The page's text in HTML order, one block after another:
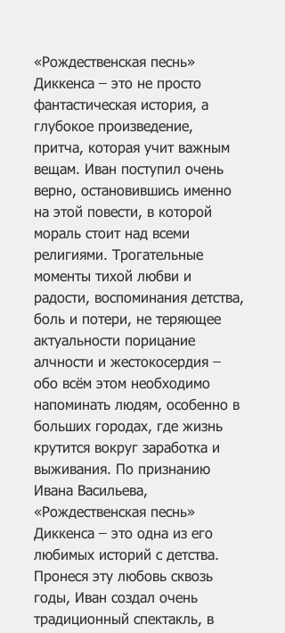
«Рождественская песнь»
Диккенса – это не просто
фантастическая история, а
глубокое произведение,
притча, которая учит важным
вещам. Иван поступил очень
верно, остановившись именно
на этой повести, в которой
мораль стоит над всеми
религиями. Трогательные
моменты тихой любви и
радости, воспоминания детства,
боль и потери, не теряющее
актуальности порицание
алчности и жестокосердия –
обо всём этом необходимо
напоминать людям, особенно в
больших городах, где жизнь
крутится вокруг заработка и
выживания. По признанию
Ивана Васильева,
«Рождественская песнь»
Диккенса – это одна из его
любимых историй с детства.
Пронеся эту любовь сквозь
годы, Иван создал очень
традиционный спектакль, в